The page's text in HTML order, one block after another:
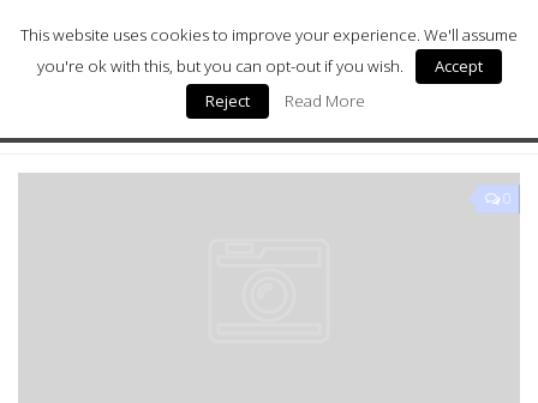
Milano Sostenibile
ARCHIVIO MENSILE:AGOSTO 2012
0
This website uses cookies to improve your experience. We'll assume
you're ok with this, but you can opt-out if you wish.
Accept
Reject
Read More